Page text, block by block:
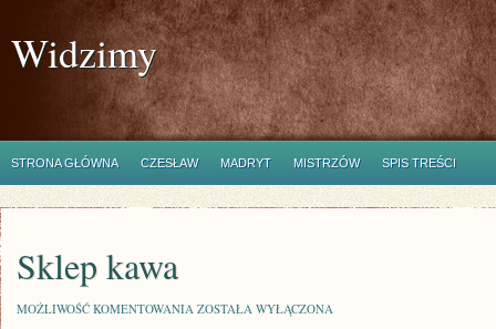
Widzimy
STRONA GŁÓWNA CZESŁAW MADRYT MISTRZÓW SPIS TREŚCI
Sklep kawa
MOŻLIWOŚĆ KOMENTOWANIA SKLEP
ZOSTAŁA WYŁĄCZONA